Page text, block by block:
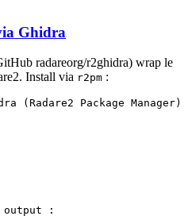
Ghidra
radareorg/r2ghidra) wrap le
Install via r2pm :
Package Manager)
output :